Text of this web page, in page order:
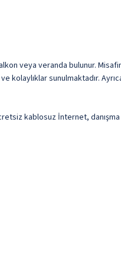
veya veranda bulunur.
kolaylıklar sunulmaktadır.
kablosuz İnternet,